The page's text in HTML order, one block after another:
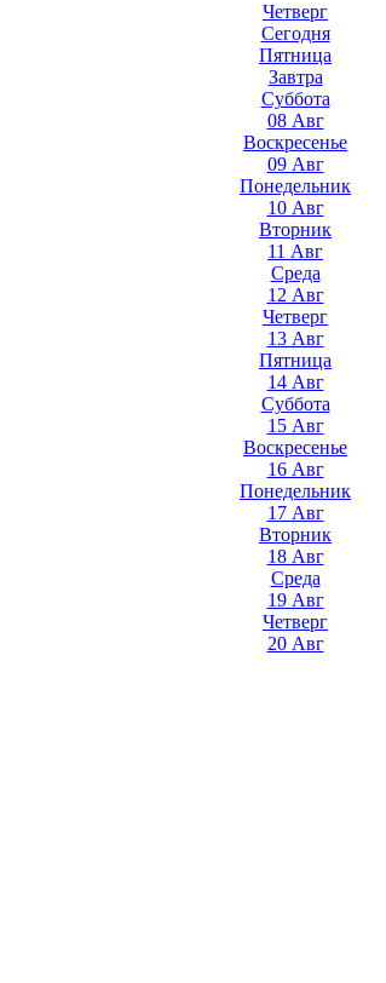
Четверг
Сегодня
Пятница
Завтра
Суббота
08 Авг
Воскресенье
09 Авг
Понедельник
10 Авг
Вторник
11 Авг
Среда
12 Авг
Четверг
13 Авг
Пятница
14 Авг
Суббота
15 Авг
Воскресенье
16 Авг
Понедельник
17 Авг
Вторник
18 Авг
Среда
19 Авг
Четверг
20 Авг